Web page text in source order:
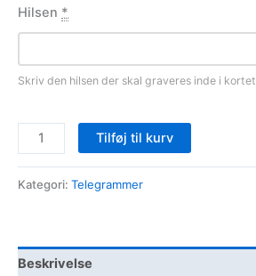
Hilsen *
Skriv den hilsen der skal graveres inde i kortet
Blomsterhilsen
-
antal
Tilføj til kurv
Kategori: Telegrammer
Beskrivelse